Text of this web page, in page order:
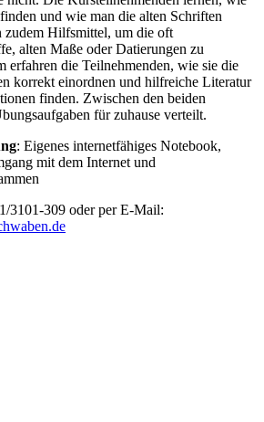
und wie man die alten Schriften
zudem Hilfsmittel, um die oft
alten Maße oder Datierungen zu
erfahren die Teilnehmenden, wie sie die
korrekt einordnen und hilfreiche Literatur
finden. Zwischen den beiden
für zuhause verteilt.
: Eigenes internetfähiges Notebook,
mit dem Internet und
3101-309 oder per E-Mail: